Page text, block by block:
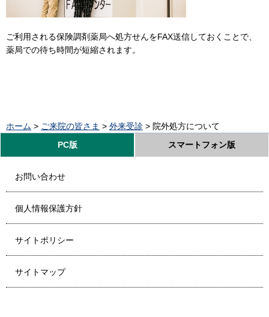
ご利用される保険調剤薬局へ処方せんをFAX送信しておくことで、
薬局での待ち時間が短縮されます。
ホーム > ご来院の皆さま > 外来受診 > 院外処方について
PC版
スマートフォン版
お問い合わせ
個人情報保護方針
サイトポリシー
サイトマップ